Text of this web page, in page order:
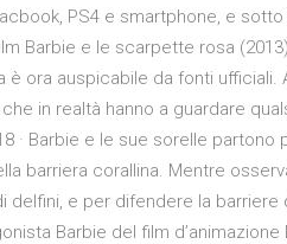
PS4 e smartphone, e
Barbie e le scarpette rosa
ora auspicabile da fonti ufficiali.
in realtà hanno a guardare
· Barbie e le sue sorelle partono
barriera corallina. Mentre
e per difendere la barriere
Barbie del film